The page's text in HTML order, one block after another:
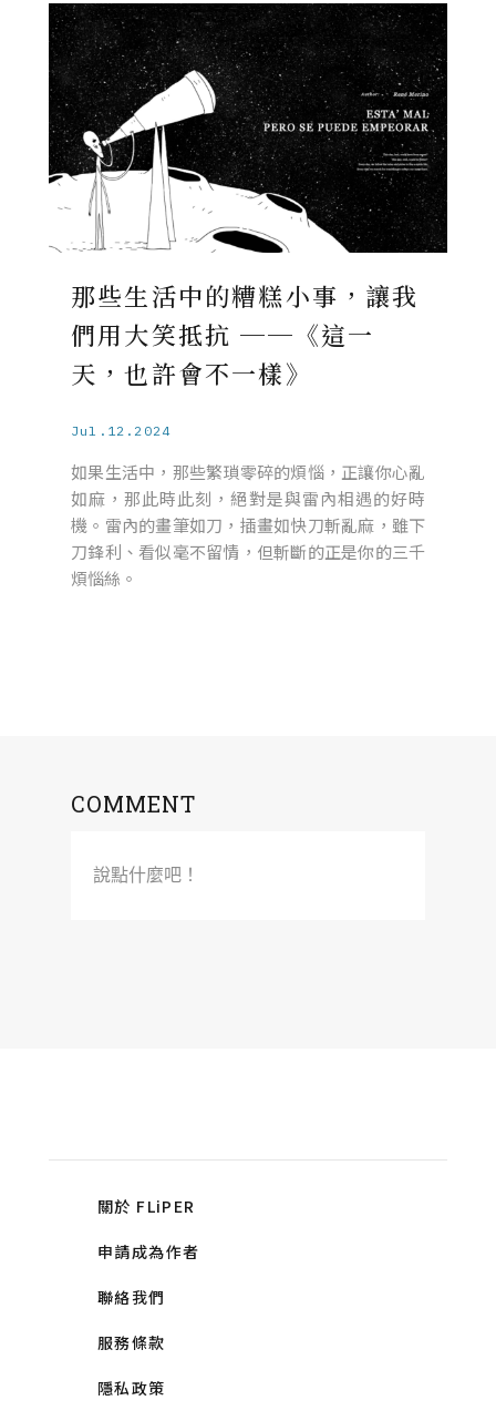
那些生活中的糟糕小事，讓我
們用大笑抵抗 ──《這一
天，也許會不一樣》
Jul.12.2024
如果生活中，那些繁瑣零碎的煩惱，正讓你心亂
如麻，那此時此刻，絕對是與雷內相遇的好時
機。雷內的畫筆如刀，插畫如快刀斬亂麻，雖下
刀鋒利、看似毫不留情，但斬斷的正是你的三千
煩惱絲。
COMMENT
說點什麼吧！
關於 FLiPER
申請成為作者
聯絡我們
服務條款
隱私政策